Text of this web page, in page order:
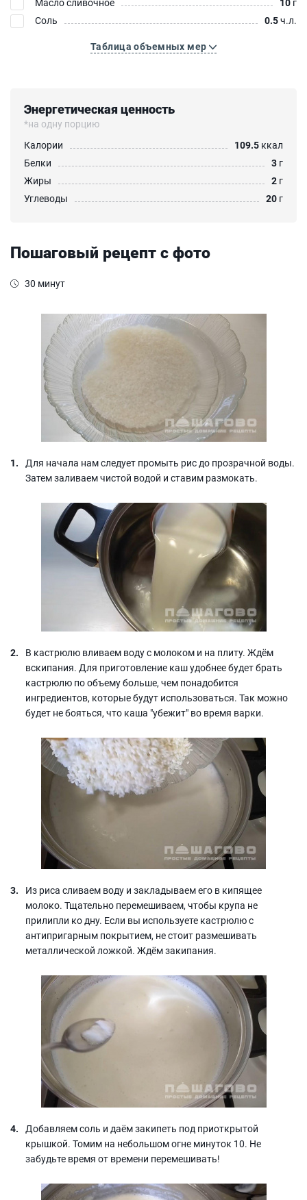
Соль
0.5ч.л.
Таблица объемных мер
Энергетическая ценность
*на одну порцию
Калории
109.5 ккал
Белки
3 г
Жиры
2 г
Углеводы
20 г
Пошаговый рецепт с фото
30 минут
Для начала нам следует промыть рис до прозрачной воды.
Затем заливаем чистой водой и ставим размокать.
В кастрюлю вливаем воду с молоком и на плиту. Ждём
вскипания. Для приготовление каш удобнее будет брать
кастрюлю по объему больше, чем понадобится
ингредиентов, которые будут использоваться. Так можно
будет не бояться, что каша "убежит" во время варки.
Из риса сливаем воду и закладываем его в кипящее
молоко. Тщательно перемешиваем, чтобы крупа не
прилипли ко дну. Если вы используете кастрюлю с
антипригарным покрытием, не стоит размешивать
металлической ложкой. Ждём закипания.
Добавляем соль и даём закипеть под приоткрытой
крышкой. Томим на небольшом огне минуток 10. Не
забудьте время от времени перемешивать!